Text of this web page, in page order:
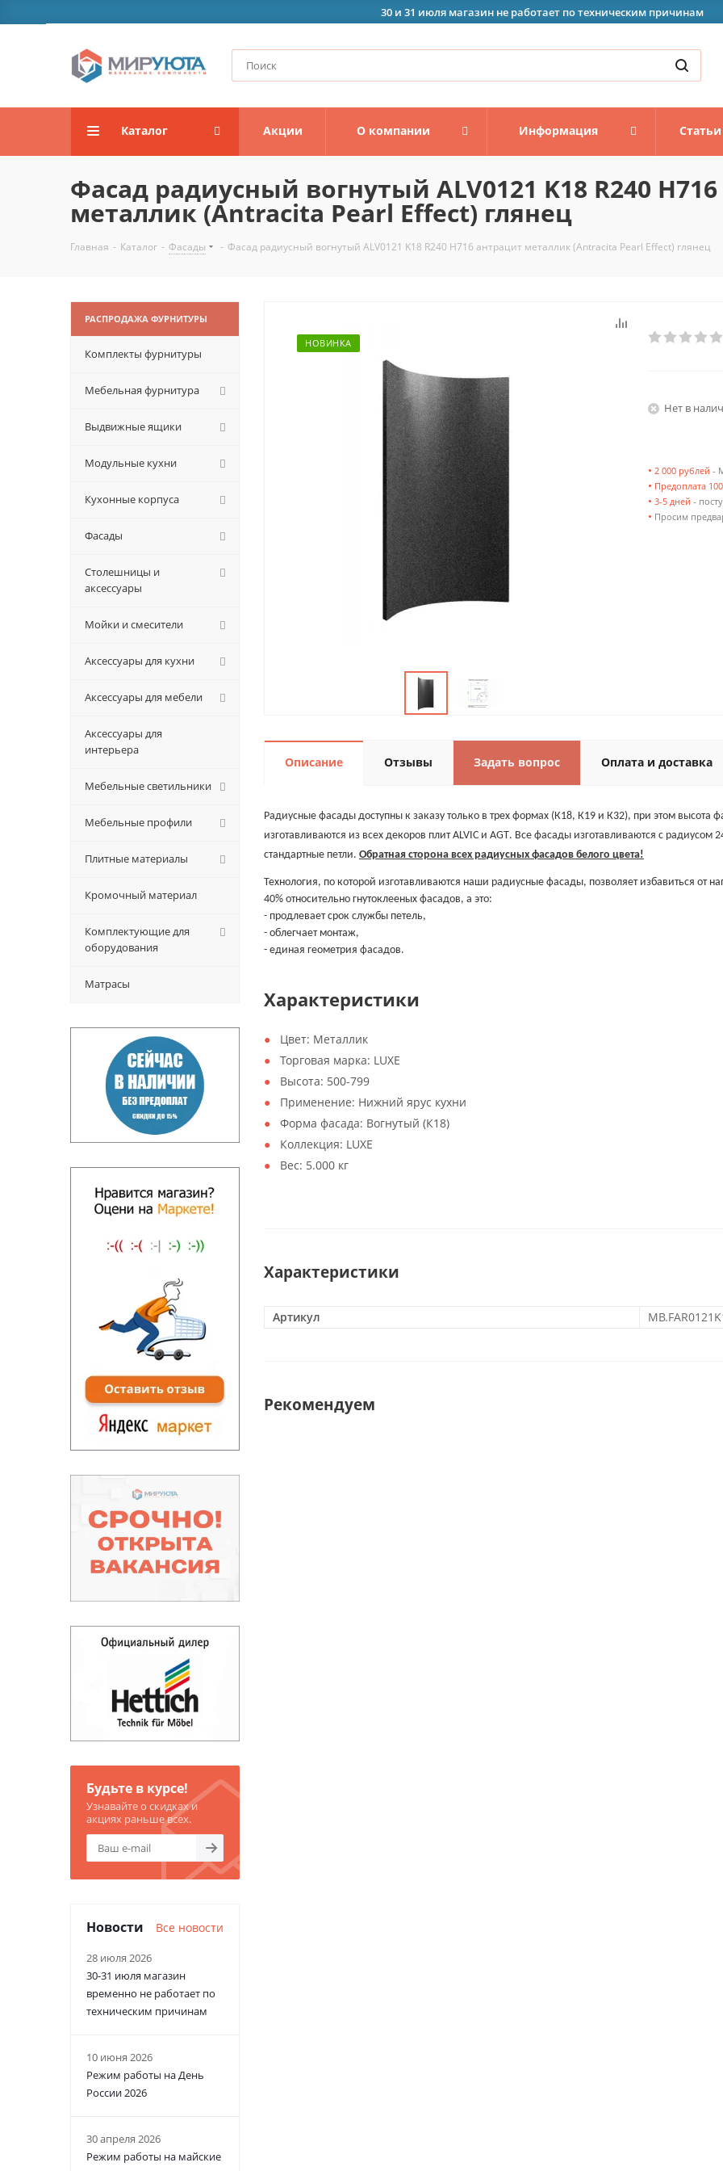
30 и 31 июля магазин не работает по техническим причинам
Каталог Акции О компании Информация Статьи
Фасад радиусный вогнутый ALV0121 K18 R240
металлик (Antracita Pearl Effect) глянец
Главная - Каталог - Фасады - Фасад радиусный вогнутый ALV0121 K18 R240 H716 антрацит металлик (Antracita Pearl Effect) глянец
НОВИНКА
Нет в
• 2 000 рублей -
• Предоплата
• 3-5 дней -
• Просим
Описание Отзывы Задать вопрос Оплата и доставка
Радиусные фасады доступны к заказу только в трех формах (К18, К19 и К32), при этом
изготавливаются из всех декоров плитALVIC и AGT. Все фасады изготавливаются с радиусом
стандартные петли. Обратная сторона всех радиусных фасадов белого цвета!
Технология, по которой изготавливаются наши радиусные фасады, позволяет избавиться от
40% относительно гнутоклееных фасадов, а это:
- продлевает срок службы петель,
- облегчает монтаж,
- единая геометрия фасадов.
Характеристики
Цвет: Металлик
Торговая марка: LUXE
Высота: 500-799
Применение: Нижний ярус кухни
Форма фасада: Вогнутый (К18)
Коллекция: LUXE
Вес: 5.000 кг
Характеристики
Артикул
Рекомендуем
РАСПРОДАЖА ФУРНИТУРЫ
Комплекты фурнитуры
Мебельная фурнитура
Выдвижные ящики
Модульные кухни
Кухонные корпуса
Фасады
Столешницы и
аксессуары
Мойки и смесители
Аксессуары для кухни
Аксессуары для мебели
Аксессуары для
интерьера
Мебельные светильники
Мебельные профили
Плитные материалы
Кромочный материал
Комплектующие для
оборудования
Матрасы
Будьте в курсе!
Узнавайте о скидках и
акциях раньше всех.
Новости Все новости
28 июля 2026
30-31 июля магазин
временно не работает по
техническим причинам
10 июня 2026
Режим работы на День
России 2026
30 апреля 2026
Режим работы на майские